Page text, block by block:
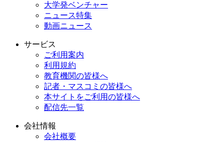
大学発ベンチャー
ニュース特集
動画ニュース
サービス
ご利用案内
利用規約
教育機関の皆様へ
記者・マスコミの皆様へ
本サイトをご利用の皆様へ
配信先一覧
会社情報
会社概要